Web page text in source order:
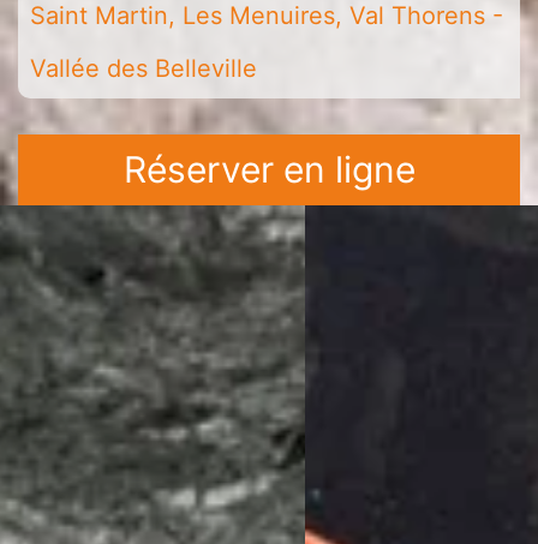
Belleville
Saint
Martin
Menuires
Thorens
Saint Martin, Les Menuires, Val Thorens -
Vallée des Belleville
Réserver en ligne